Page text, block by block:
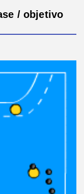
/ objetivo